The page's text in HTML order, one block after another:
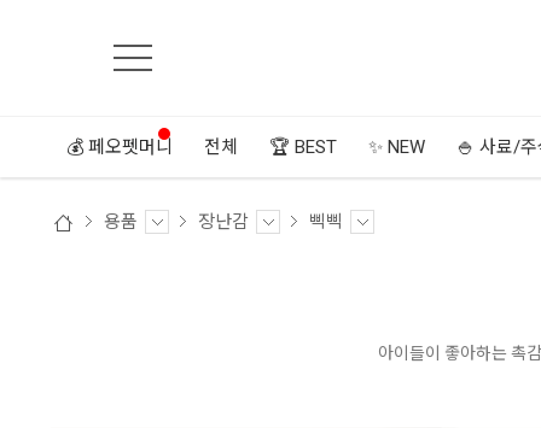
💰 페오펫머니 전체 🏆 BEST ✨ NEW 🍚 사료/주
용품 장난감 삑삑
아이들이 좋아하는 촉